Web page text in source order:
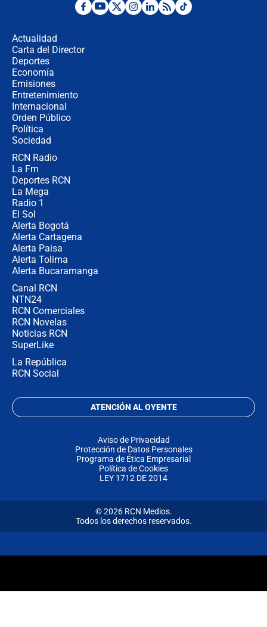
"No hubo fraude ni posibilidad de
Actualidad
Carta del Director
Deportes
Economía
Emisiones
Entretenimiento
Internacional
Orden Público
Política
Sociedad
RCN Radio
La Fm
Deportes RCN
La Mega
Radio 1
El Sol
Alerta Bogotá
Alerta Cartagena
Alerta Paisa
Alerta Tolima
Alerta Bucaramanga
Canal RCN
NTN24
RCN Comerciales
RCN Novelas
Noticias RCN
SuperLike
La República
RCN Social
ATENCIÓN AL OYENTE
Aviso de Privacidad
Protección de Datos Personales
Programa de Ética Empresarial
Política de Cookies
LEY 1712 DE 2014
© 2026 RCN Medios.
Todos los derechos reservados.